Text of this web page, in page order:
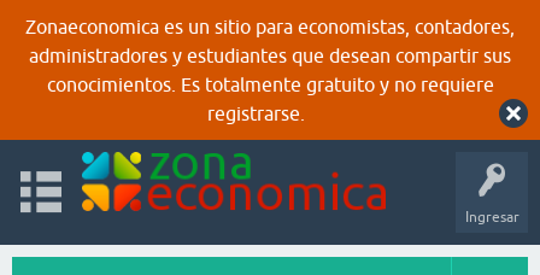
Zonaeconomica es un sitio para economistas, contadores,
administradores y estudiantes que desean compartir sus
conocimientos. Es totalmente gratuito y no requiere
registrarse.
Ingresar